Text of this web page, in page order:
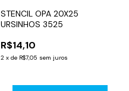
STENCIL OPA 20X25
URSINHOS 3525
R$14,10
2 x de R$7,05 sem juros